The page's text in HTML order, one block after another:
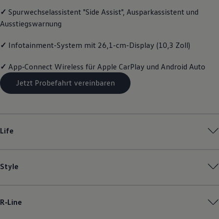
Magazin
Lifestyle
Transport
Elektromobilität
Volkswagen R
Volkswagen Kundenbetreuung
✓ Spurwechselassistent "Side Assist", Ausparkassistent und
Ausstiegswarnung
✓ Infotainment-System mit 26,1-cm-Display (10,3 Zoll)
✓ App‑Connect Wireless für Apple CarPlay und Android Auto
Jetzt Probefahrt vereinbaren
Life
Style
R‑Line